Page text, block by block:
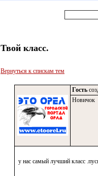
Твой класс.
Вернуться к спискам тем
Гость
Новичок
у нас самый лучший класс